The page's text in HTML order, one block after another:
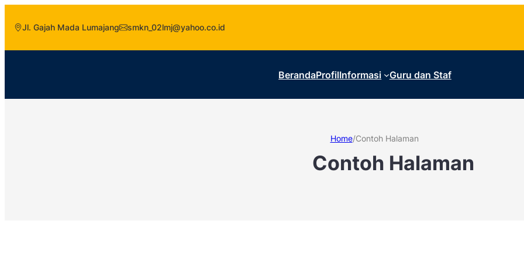
Jl. Gajah Mada Lumajang smkn_02lmj@yahoo.co.id
BerandaProfilInformasi Guru dan Staf
Home/Contoh Halaman
Contoh Halaman